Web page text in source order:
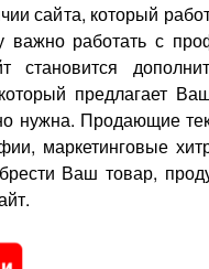
сайта, который
важно работать с
становится
предлагает
нужна. Продающие
маркетинговые
Ваш товар,